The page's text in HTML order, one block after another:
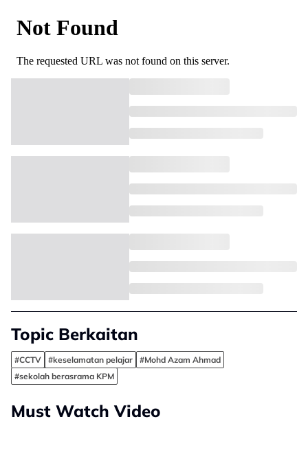
Topic Berkaitan
#CCTV #keselamatan pelajar
#Mohd Azam Ahmad
#sekolah berasrama KPM
Must Watch Video